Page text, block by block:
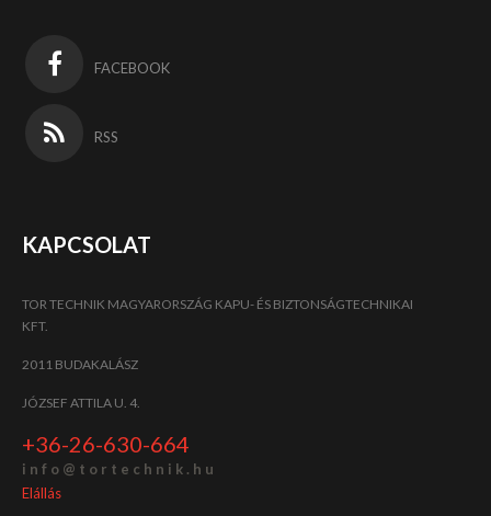
FACEBOOK
RSS
KAPCSOLAT
TOR TECHNIK MAGYARORSZÁG KAPU- ÉS BIZTONSÁGTECHNIKAI
KFT.
2011 BUDAKALÁSZ
JÓZSEF ATTILA U. 4.
+36-26-630-664
i n f o @ t o r t e c h n i k . h u
Elállás